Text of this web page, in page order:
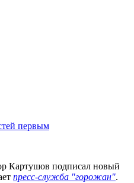
первым
Картушов подписал новый
пресс-служба "горожан".